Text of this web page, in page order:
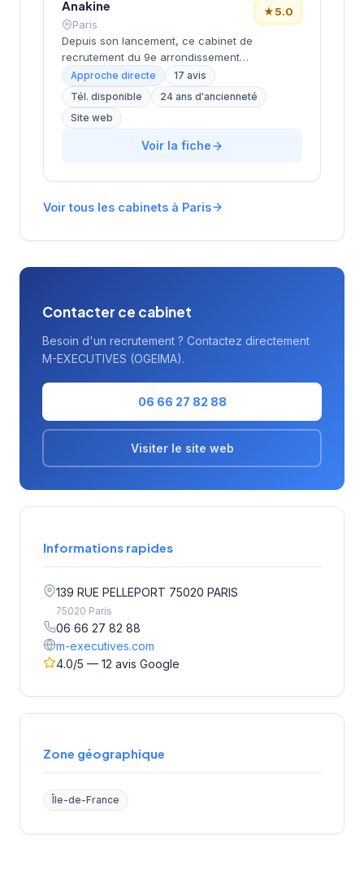
Anakine
Paris
★5.0
Depuis son lancement, ce cabinet de
recrutement du 9e arrondissement
accompagne les entreprises dans leurs
recherches de talents, avec une approche
centrée sur les métiers du digital et de la tech.
Basée rue de Clichy dans le quartier Opéra-
Grands Boulevards, la structure développe
une expertise particulière sur les profils
recrutements permanents que sur des
accompagnés.
Approche directe
17 avis
Tél. disponible
24 ans d'ancienneté
Site web
Voir la fiche
Voir tous les cabinets à Paris
Contacter ce cabinet
Besoin d'un recrutement ? Contactez directement
M-EXECUTIVES (OGEIMA).
06 66 27 82 88
Visiter le site web
Informations rapides
139 RUE PELLEPORT 75020 PARIS
75020 Paris
06 66 27 82 88
m-executives.com
4.0/5 — 12 avis Google
Zone géographique
Île-de-France